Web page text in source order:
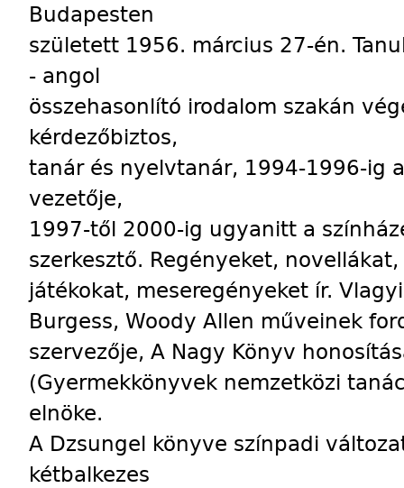
Budapesten
született 1956. március 27-én.
- angol
összehasonlító irodalom szakán
kérdezőbiztos,
tanár és nyelvtanár, 1994-1996-ig
vezetője,
1997-től 2000-ig ugyanitt a
szerkesztő. Regényeket,
játékokat, meseregényeket ír.
Burgess, Woody Allen műveinek
szervezője, A Nagy Könyv
(Gyermekkönyvek nemzetközi
elnöke.
A Dzsungel könyve színpadi
kétbalkezes